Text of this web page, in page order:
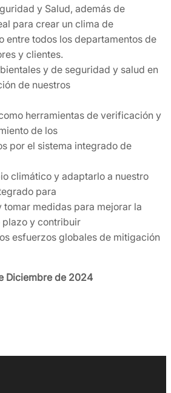
y Salud, además de
para crear un clima de
entre todos los departamentos de
y clientes.
y de seguridad y salud en
de nuestros
herramientas de verificación y
de los
por el sistema integrado de
climático y adaptarlo a nuestro
para
medidas para mejorar la
y contribuir
esfuerzos globales de mitigación
Diciembre de 2024